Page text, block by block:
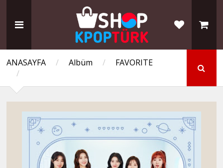
ANASAYFA / Albüm /
FAVORITE
/